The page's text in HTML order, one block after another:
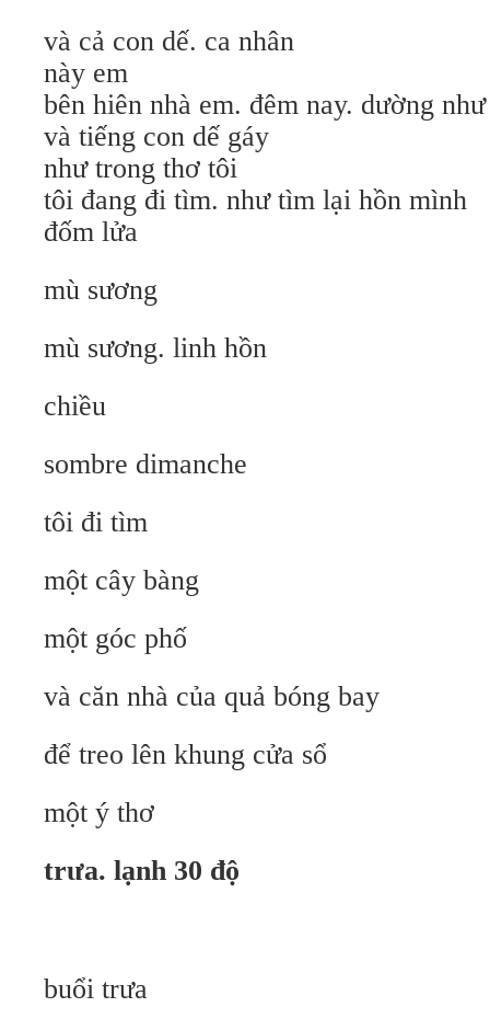
và cả con dế. ca nhân
này em
bên hiên nhà em. đêm nay. dường
và tiếng con dế gáy
như trong thơ tôi
tôi đang đi tìm. như tìm lại hồn mình
đốm lửa
mù sương
mù sương. linh hồn
chiều
sombre dimanche
tôi đi tìm
một cây bàng
một góc phố
và căn nhà của quả bóng bay
để treo lên khung cửa sổ
một ý thơ
trưa. lạnh 30 độ
buổi trưa